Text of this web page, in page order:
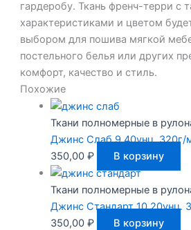
гардеробу. Ткань френч-терри с
характеристиками и цветом
выбором для пошива мягкой
постельного белья или других
комфорт, качество и стиль.
Похожие
Ткани полномерные в
Джинс Слаб 9,40унц. 320г/
350,00 ₽ В корзину
Ткани полномерные в
Джинс Стандарт 10,20унц.
350,00 ₽ В корзину